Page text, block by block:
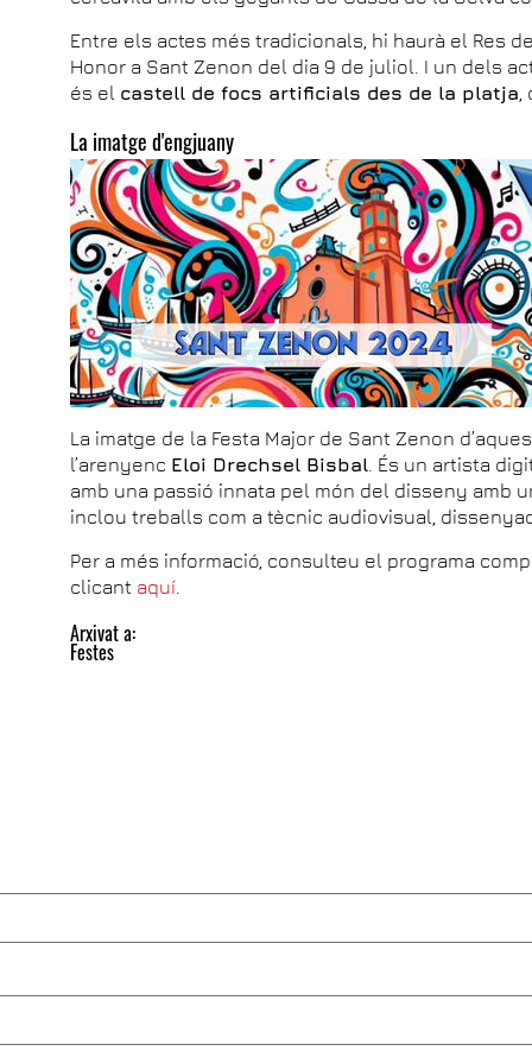
Entre els actes més tradicionals, hi haurà el Res
Honor a Sant Zenon del dia 9 de juliol. I un dels
és el castell de focs artificials des de la platja
La imatge d'engjuany
La imatge de la Festa Major de Sant Zenon
l’arenyenc Eloi Drechsel Bisbal
. És un artista
amb una passió innata pel món del disseny amb
inclou treballs com a tècnic audiovisual,
Per a més informació, consulteu el programa
clicant aquí
Arxivat a:
Festes